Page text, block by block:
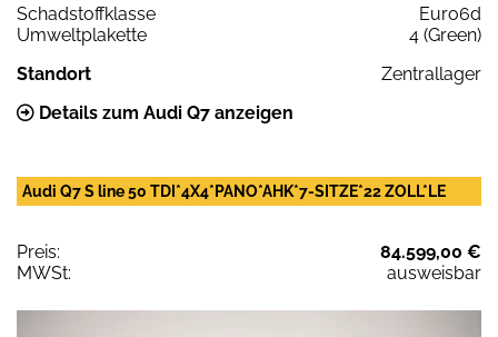
Schadstoffklasse
Euro6d
Umweltplakette
4 (Green)
Standort
Zentrallager
Details zum Audi Q7 anzeigen
Audi Q7 S line 50 TDI*4X4*PANO*AHK*7-SITZE*22 ZOLL*LE
Preis:
84.599,00 €
MWSt:
ausweisbar